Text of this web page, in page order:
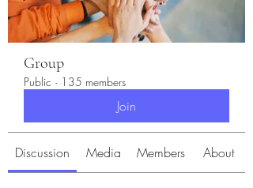
Group
Public · 135 members
Join
Discussion Media Members About